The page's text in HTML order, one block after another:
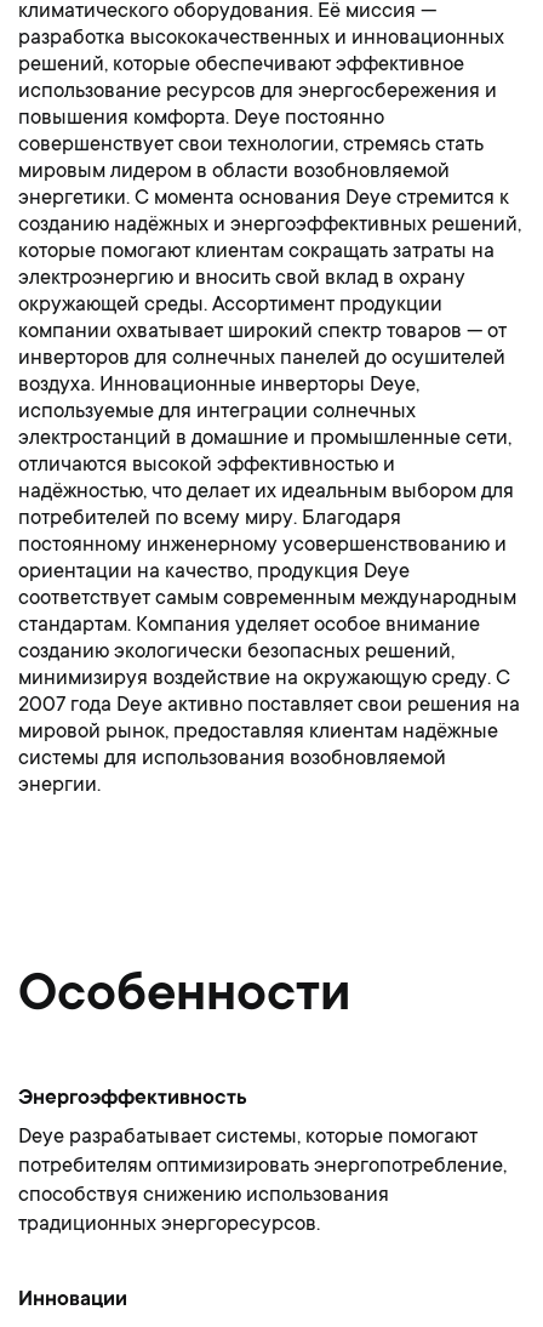
климатического оборудования. Её миссия —
разработка высококачественных и инновационных
решений, которые обеспечивают эффективное
использование ресурсов для энергосбережения и
повышения комфорта. Deye постоянно
совершенствует свои технологии, стремясь стать
мировым лидером в области возобновляемой
энергетики. С момента основания Deye стремится к
созданию надёжных и энергоэффективных решений,
которые помогают клиентам сокращать затраты на
электроэнергию и вносить свой вклад в охрану
окружающей среды. Ассортимент продукции
компании охватывает широкий спектр товаров — от
инверторов для солнечных панелей до осушителей
воздуха. Инновационные инверторы Deye,
используемые для интеграции солнечных
электростанций в домашние и промышленные сети,
отличаются высокой эффективностью и
надёжностью, что делает их идеальным выбором для
потребителей по всему миру. Благодаря
постоянному инженерному усовершенствованию и
ориентации на качество, продукция Deye
соответствует самым современным международным
стандартам. Компания уделяет особое внимание
созданию экологически безопасных решений,
минимизируя воздействие на окружающую среду. С
2007 года Deye активно поставляет свои решения на
мировой рынок, предоставляя клиентам надёжные
системы для использования возобновляемой
энергии.
Особенности
Энергоэффективность
Deye разрабатывает системы, которые помогают
потребителям оптимизировать энергопотребление,
способствуя снижению использования
традиционных энергоресурсов.
Инновации